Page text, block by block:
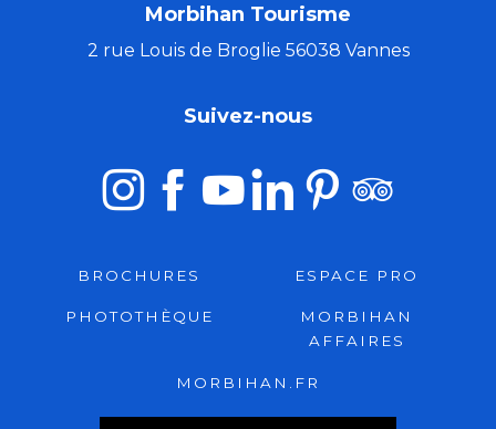
Morbihan Tourisme
2 rue Louis de Broglie 56038 Vannes
Suivez-nous
BROCHURES ESPACE PRO
PHOTOTHÈQUE
MORBIHAN
AFFAIRES
MORBIHAN.FR